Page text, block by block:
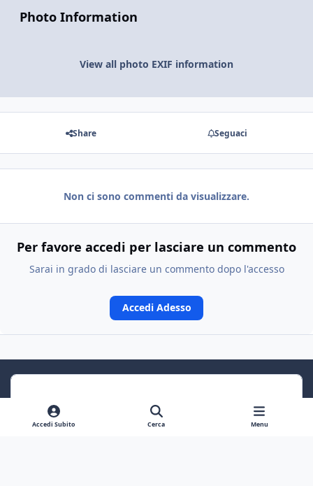
Photo Information
View all photo EXIF information
Share Seguaci
Non ci sono commenti da visualizzare.
Per favore accedi per lasciare un commento
Sarai in grado di lasciare un commento dopo l'accesso
Accedi Adesso
Accedi Subito Cerca Menu